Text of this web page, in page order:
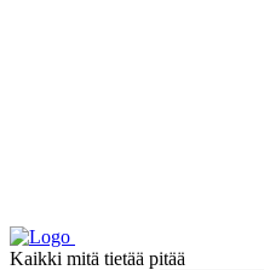
Kaikki mitä tietää pitää